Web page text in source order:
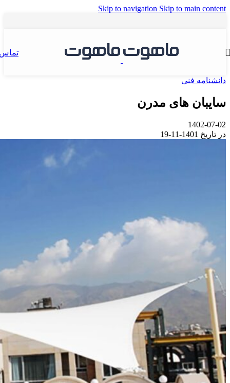
Skip to navigation Skip to main content
دانشنامه فنی
سایبان های مدرن
1402-07-02
در تاریخ 1401-11-19